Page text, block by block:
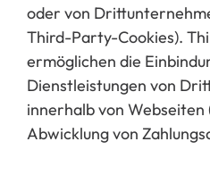
oder von Drittun
Third-Party-Cookies).
ermöglichen die
Dienstleistungen von
innerhalb von Webseiten
Abwicklung von